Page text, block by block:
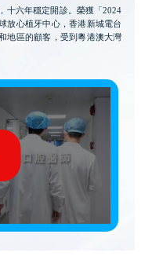
十六年穩定開診。榮獲「2024
放心植牙中心，香港新城電台
地區的顧客，受到粵港澳大灣